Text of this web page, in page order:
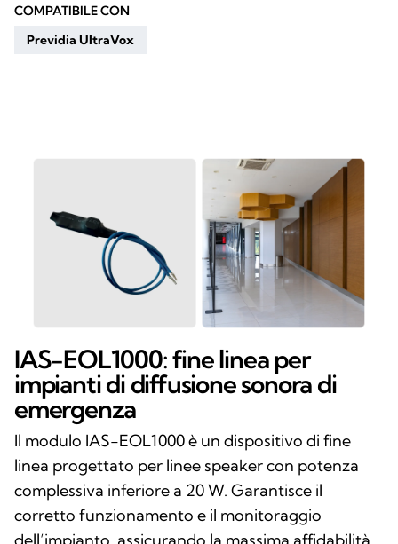
COMPATIBILE CON
Previdia UltraVox
IAS-EOL1000: fine linea per
impianti di diffusione sonora di
emergenza
Il modulo IAS-EOL1000 è un dispositivo di fine
linea progettato per linee speaker con potenza
complessiva inferiore a 20 W. Garantisce il
corretto funzionamento e il monitoraggio